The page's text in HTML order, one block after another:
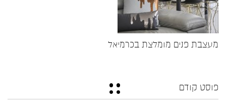
מעצבת פנים מומלצת בכרמיאל
פוסט קודם